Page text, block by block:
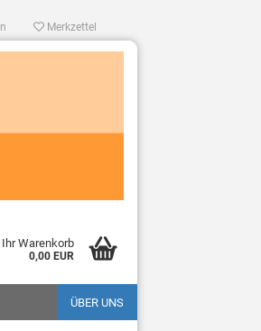
Merkzettel
Ihr Warenkorb
0,00 EUR
ÜBER UNS